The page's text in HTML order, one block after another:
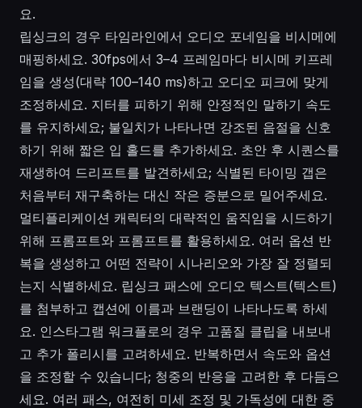
요.
립싱크의 경우 타임라인에서 오디오 포네임을 비시메에
매핑하세요. 30fps에서 3–4 프레임마다 비시메 키프레
임을 생성(대략 100–140 ms)하고 오디오 피크에 맞게
조정하세요. 지터를 피하기 위해 안정적인 말하기 속도
를 유지하세요; 불일치가 나타나면 강조된 음절을 신호
하기 위해 짧은 입 홀드를 추가하세요. 초안 후 시퀀스를
재생하여 드리프트를 발견하세요; 식별된 타이밍 갭은
처음부터 재구축하는 대신 작은 증분으로 밀어주세요.
멀티플리케이션 캐릭터의 대략적인 움직임을 시드하기
위해 프롬프트와 프롬프트를 활용하세요. 여러 옵션 반
복을 생성하고 어떤 전략이 시나리오와 가장 잘 정렬되
는지 식별하세요. 립싱크 패스에 오디오 텍스트(텍스트)
를 첨부하고 캡션에 이름과 브랜딩이 나타나도록 하세
요. 인스타그램 워크플로의 경우 고품질 클립을 내보내
고 추가 폴리시를 고려하세요. 반복하면서 속도와 옵션
을 조정할 수 있습니다; 청중의 반응을 고려한 후 다듬으
세요. 여러 패스, 여전히 미세 조정 및 가독성에 대한 중